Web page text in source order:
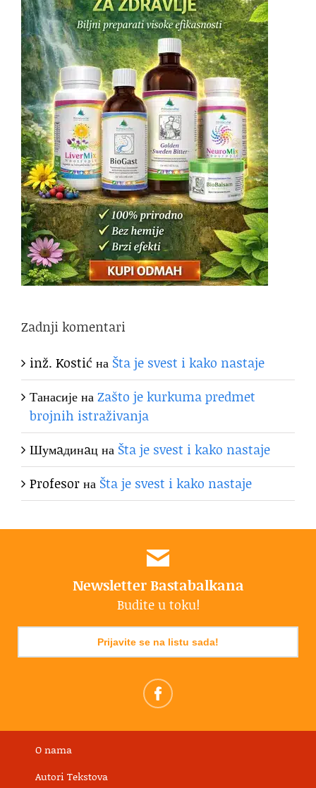
Zadnji komentari
inž. Kostić на Šta je svest i kako nastaje
ТанасијенаZašto je kurkuma predmet
brojnih istraživanja
Шумaдинaцна Šta je svest i kako nastaje
Profesorна Šta je svest i kako nastaje
Newsletter Bastabalkana
Budite u toku!
Prijavite se na listu sada!
O nama
Autori Tekstova